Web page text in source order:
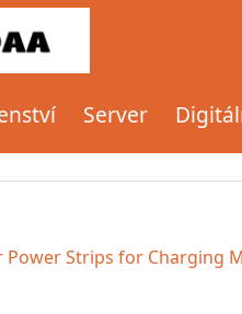
Server
Power Strips for Charging